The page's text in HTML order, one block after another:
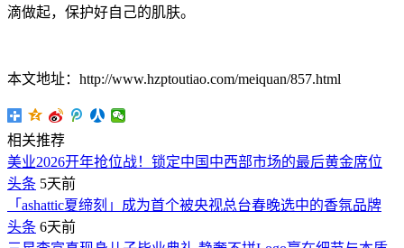
滴做起，保护好自己的肌肤。
本文地址：http://www.hzptoutiao.com/meiquan/857.html
相关推荐
美业2026开年抢位战！锁定中国中西部市场的最后黄金席位
头条 5天前
「ashattic夏缔刻」成为首个被央视总台春晚选中的香氛品牌
头条 6天前